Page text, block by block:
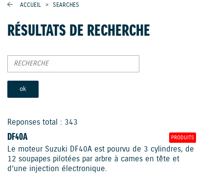
ACCUEIL > SEARCHES
RÉSULTATS DE RECHERCHE
Reponses total : 343
PRODUITS
DF40A
Le moteur Suzuki DF40A est pourvu de 3 cylindres, de
12 soupapes pilotées par arbre à cames en tête et
d’une injection électronique.